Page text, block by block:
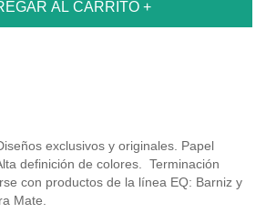
exclusivos y originales. Papel
definición de colores. Terminación
con productos de la línea EQ: Barniz y
Mate.